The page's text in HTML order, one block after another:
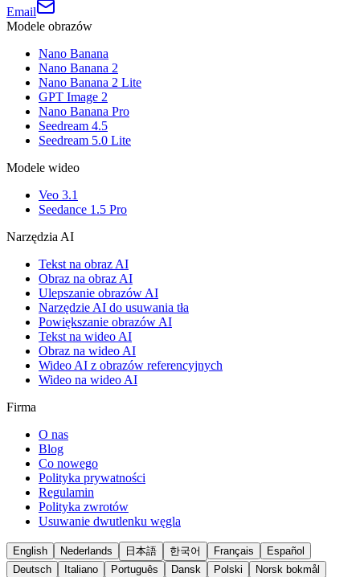
Email
Modele obrazów
Nano Banana
Nano Banana 2
Nano Banana 2 Lite
GPT Image 2
Nano Banana Pro
Seedream 4.5
Seedream 5.0 Lite
Modele wideo
Veo 3.1
Seedance 1.5 Pro
Narzędzia AI
Tekst na obraz AI
Obraz na obraz AI
Ulepszanie obrazów AI
Narzędzie AI do usuwania tła
Powiększanie obrazów AI
Tekst na wideo AI
Obraz na wideo AI
Wideo AI z obrazów referencyjnych
Wideo na wideo AI
Firma
O nas
Blog
Co nowego
Polityka prywatności
Regulamin
Polityka zwrotów
Usuwanie dwutlenku węgla
English Nederlands 日本語 한국어 Français
Español
Deutsch
Italiano Português Dansk Polski
Norsk bokmål